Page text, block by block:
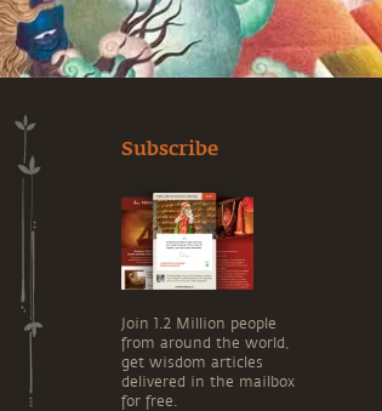
Subscribe
Join 1.2 Million people
from around the world,
get wisdom articles
delivered in the mailbox
for free.